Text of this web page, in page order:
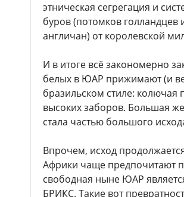
этническая сегрегация и
буров (потомков
англичан) от королевской
И в итоге всё закономерно
белых в ЮАР прижимают (и
бразильском стиле:
высоких заборов. Большая
стала частью большого
Впрочем, исход
Африки чаще предпочитают
свободная ныне ЮАР
БРИКС. Такие вот